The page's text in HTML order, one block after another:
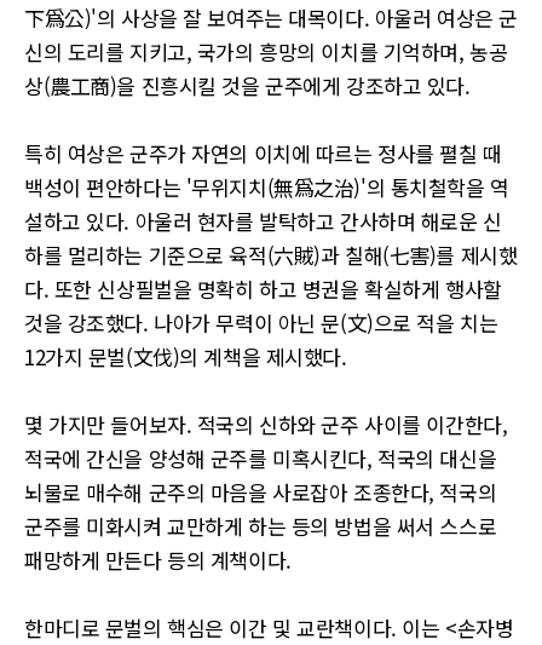
下爲公)'의 사상을 잘 보여주는 대목이다. 아울러 여상은 군
신의 도리를 지키고, 국가의 흥망의 이치를 기억하며, 농공
상(農工商)을 진흥시킬 것을 군주에게 강조하고 있다.
특히 여상은 군주가 자연의 이치에 따르는 정사를 펼칠 때
백성이 편안하다는 '무위지치(無爲之治)'의 통치철학을 역
설하고 있다. 아울러 현자를 발탁하고 간사하며 해로운 신
하를 멀리하는 기준으로 육적(六賊)과 칠해(七害)를 제시했
다. 또한 신상필벌을 명확히 하고 병권을 확실하게 행사할
것을 강조했다. 나아가 무력이 아닌 문(文)으로 적을 치는
12가지 문벌(文伐)의 계책을 제시했다.
몇 가지만 들어보자. 적국의 신하와 군주 사이를 이간한다,
적국에 간신을 양성해 군주를 미혹시킨다, 적국의 대신을
뇌물로 매수해 군주의 마음을 사로잡아 조종한다, 적국의
군주를 미화시켜 교만하게 하는 등의 방법을 써서 스스로
패망하게 만든다 등의 계책이다.
한마디로 문벌의 핵심은 이간 및 교란책이다. 이는 <손자병